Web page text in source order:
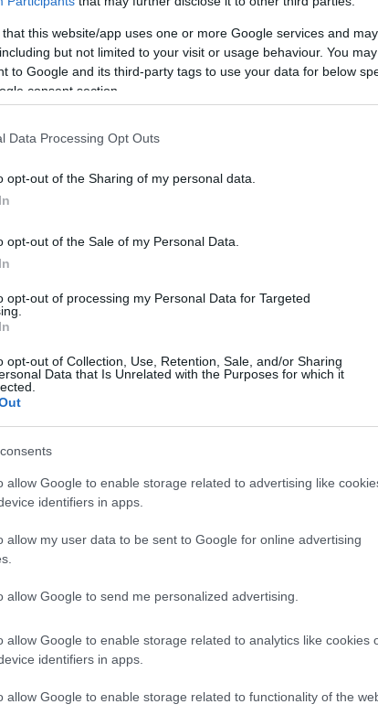
that this website/app uses one or more Google services and
but not limited to your visit or usage behaviour. You
to Google and its third-party tags to use your data for below
consent section.
Data Processing Opt Outs
opt-out of the Sharing of my personal data.
opt-out of the Sale of my Personal Data.
opt-out of processing my Personal Data for Targeted
opt-out of Collection, Use, Retention, Sale, and/or Sharing
Data that Is Unrelated with the Purposes for which it
allow Google to enable storage related to advertising like
identifiers in apps.
allow my user data to be sent to Google for online advertising
allow Google to send me personalized advertising.
allow Google to enable storage related to analytics like cookies
identifiers in apps.
allow Google to enable storage related to functionality of the
e diretto da Paolo Fresu, che rappresenta
jazzistica, in programma dall’8 al 16
del nord Sardegna
nella sezione Login
dal menù del sito o
di GalluraOggi.it
i tuoi video e le tue foto
+39 345 356 7512
news da Google News